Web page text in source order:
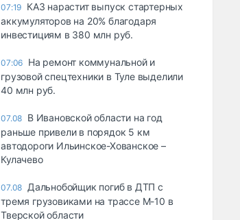
07:19 КАЗ нарастит выпуск стартерных
аккумуляторов на 20% благодаря
инвестициям в 380 млн руб.
07:06 На ремонт коммунальной и
грузовой спецтехники в Туле выделили
40 млн руб.
07.08 В Ивановской области на год
раньше привели в порядок 5 км
автодороги Ильинское-Хованское –
Кулачево
07.08 Дальнобойщик погиб в ДТП с
тремя грузовиками на трассе М-10 в
Тверской области